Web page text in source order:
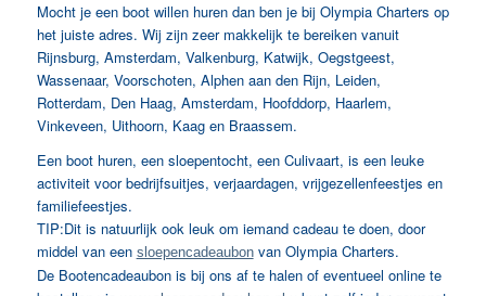
Mocht je een boot willen huren dan ben je bij Olympia Charters op
het juiste adres. Wij zijn zeer makkelijk te bereiken vanuit
Rijnsburg, Amsterdam, Valkenburg, Katwijk, Oegstgeest,
Wassenaar, Voorschoten, Alphen aan den Rijn, Leiden,
Rotterdam, Den Haag, Amsterdam, Hoofddorp, Haarlem,
Vinkeveen, Uithoorn, Kaag en Braassem.
Een boot huren, een sloepentocht, een Culivaart, is een leuke
activiteit voor bedrijfsuitjes, verjaardagen, vrijgezellenfeestjes en
familiefeestjes.
TIP:Dit is natuurlijk ook leuk om iemand cadeau te doen, door
middel van een sloepencadeaubonvan Olympia Charters.
De Bootencadeaubon is bij ons af te halen of eventueel online te